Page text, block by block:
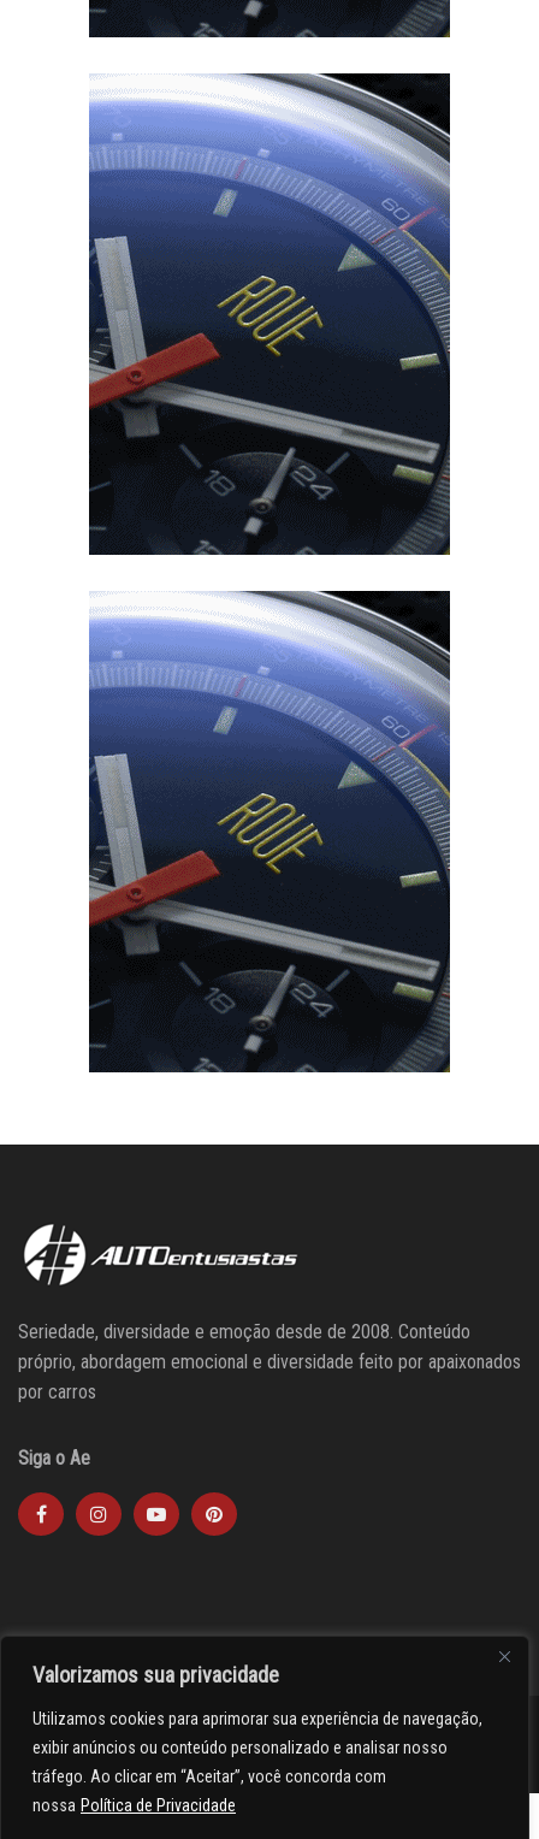
Valorizamos sua privacidade
Utilizamos cookies para aprimorar sua experiência de navegação,
exibir anúncios ou conteúdo personalizado e analisar nosso
tráfego. Ao clicar em “Aceitar”, você concorda com
nossa Política de Privacidade
Seriedade, diversidade e emoção desde de 2008. Conteúdo
próprio, abordagem emocional e diversidade feito por apaixonados
por carros
Siga o Ae
><(((º> 17